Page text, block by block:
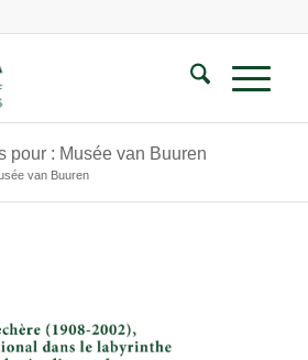
pour : Musée van Buuren
van Buuren